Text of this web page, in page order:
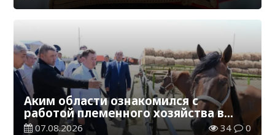
Аким области ознакомился с
работой племенного хозяйства в
Жанакорганском районе
07.08.2026 34 0